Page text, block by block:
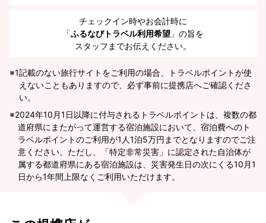
チェックイン時やお会計時に
「ふるなびトラベル利用希望 」の旨を
スタッフまでお伝えください。
※1記載のない旅行サイトをご利用の場合、トラベルポイントが使
えないこともありますので、必ず事前に提携店へご確認くださ
い。
2024年10月1日以降に付与されるトラベルポイントは、複数の都
道府県にまたがって運営する宿泊施設において、宿泊費へのト
ラベルポイントのご利用が1人1泊5万円までとなりますのでご注
意ください。ただし、「特定非常災害」に認定された自治体が
属する都道府県にある宿泊施設は、災害発生日の次にくる10月1
日から1年間上限なくご利用いただけます。